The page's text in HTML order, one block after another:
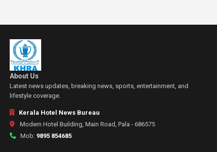
About Us
Latest news updates, breaking news, sports, entertainment, and
lifestyle coverage.
Kerala Hotel News Bureau
Modern Hotel Building, Main Road, Pala - 686575
Mob: 9895 854685